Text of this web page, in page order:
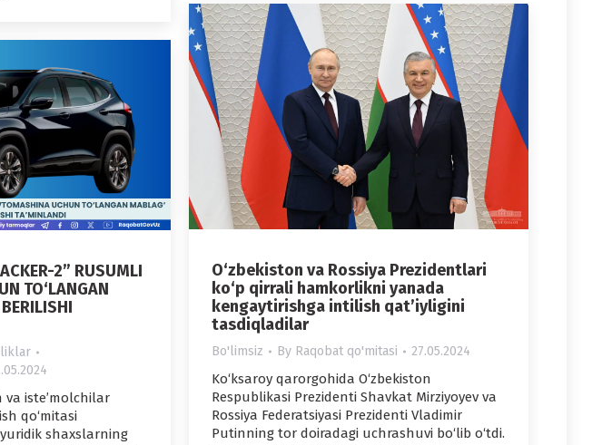
O‘zbekiston va Rossiya Prezidentlari
ko‘p qirrali hamkorlikni yanada
kengaytirishga intilish qat’iyligini
tasdiqladilar
Bo'limsiz By Raqobat qo'mitasi 27.05.2024
Ko‘ksaroy qarorgohida O‘zbekiston
Respublikasi Prezidenti Shavkat Mirziyoyev va
Rossiya Federatsiyasi Prezidenti Vladimir
Putinning tor doiradagi uchrashuvi bo‘lib o‘tdi.
2” RUSUMLI
TO‘LANGAN
iste’molchilar
qo‘mitasi
shaxslarning